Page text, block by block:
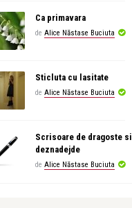
Ca primavara
de Alice Năstase Buciuta
Sticluta cu lasitate
de Alice Năstase Buciuta
Scrisoare de dragoste si
deznadejde
de Alice Năstase Buciuta